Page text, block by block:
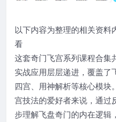
以下内容为整理的相关资料
看
这套奇门飞宫系列课程合集
实战应用层层递进，覆盖了
四宫、用神解析等核心模
宫技法的爱好者来说，通过
步理解飞盘奇门的内在逻辑